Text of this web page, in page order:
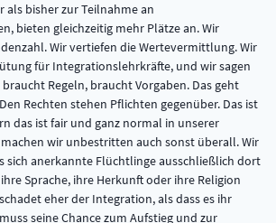
bisher zur Teilnahme an
bieten gleichzeitig mehr Plätze an. Wir
Wir vertiefen die Wertevermittlung. Wir
für Integrationslehrkräfte, und wir sagen
Regeln, braucht Vorgaben. Das geht
Rechten stehen Pflichten gegenüber. Das ist
das ist fair und ganz normal in unserer
machen wir unbestritten auch sonst überall. Wir
sich anerkannte Flüchtlinge ausschließlich dort
Sprache, ihre Herkunft oder ihre Religion
eher der Integration, als dass es ihr
seine Chance zum Aufstieg und zur